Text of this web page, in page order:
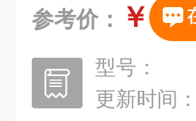
参考价： ￥
型号：
更新时间：